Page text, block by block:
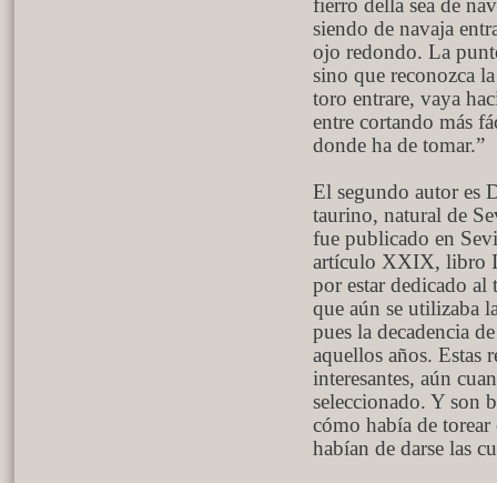
fierro della sea de
siendo de navaja
ojo redondo. La
sino que reconozca
toro entrare, vaya
entre cortando más
donde ha de tomar.”
El segundo autor es
taurino, natural de
fue publicado en
artículo XXIX, libro
por estar dedicado al
que aún se utilizaba
pues la decadencia
aquellos años. Estas
interesantes, aún
seleccionado. Y son
cómo había de
habían de darse las